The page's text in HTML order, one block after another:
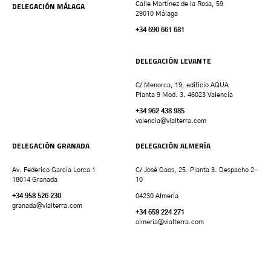
DELEGACIÓN MÁLAGA
Calle Martínez de la Rosa, 59
29010 Málaga
+34 690 661 681
DELEGACIÓN LEVANTE
C/ Menorca, 19, edificio AQUA
Planta 9 Mod. 3. 46023 Valencia
+34 962 438 985
valencia@vialterra.com
DELEGACIÓN GRANADA
Av. Federico García Lorca 1
18014 Granada
+34 958 526 230
granada@vialterra.com
DELEGACIÓN ALMERÍA
C/ José Gaos, 25. Planta 3. Despacho 2-
10
04230 Almería
+34 659 224 271
almeria@vialterra.com